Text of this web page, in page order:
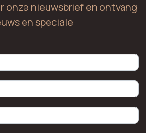
onze nieuwsbrief en ontvang
en speciale